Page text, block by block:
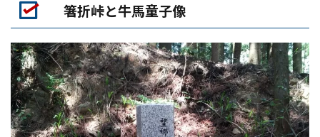
箸折峠と牛馬童子像